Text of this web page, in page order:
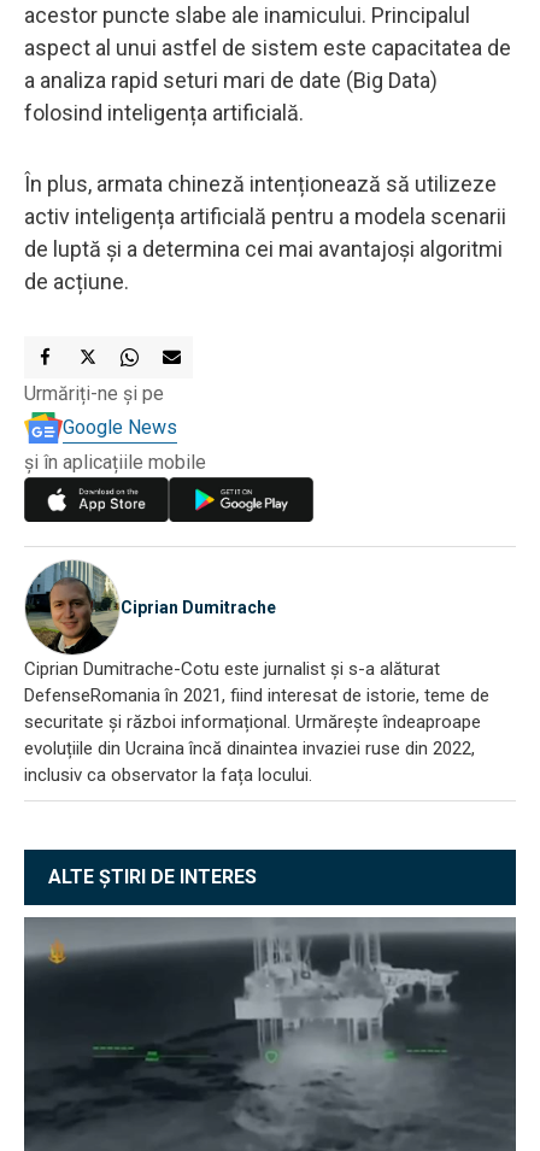
acestor puncte slabe ale inamicului. Principalul
aspect al unui astfel de sistem este capacitatea de
a analiza rapid seturi mari de date (Big Data)
folosind inteligența artificială.
În plus, armata chineză intenționează să utilizeze
activ inteligența artificială pentru a modela scenarii
de luptă și a determina cei mai avantajoși algoritmi
de acțiune.
Urmăriți-ne și pe
Google News
și în aplicațiile mobile
Ciprian Dumitrache
Ciprian Dumitrache-Cotu este jurnalist și s-a alăturat
DefenseRomania în 2021, fiind interesat de istorie, teme de
securitate și război informațional. Urmărește îndeaproape
evoluțiile din Ucraina încă dinaintea invaziei ruse din 2022,
inclusiv ca observator la fața locului.
ALTE ȘTIRI DE INTERES